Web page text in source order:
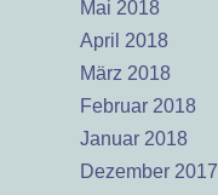
Mai 2018
April 2018
März 2018
Februar 2018
Januar 2018
Dezember 2017